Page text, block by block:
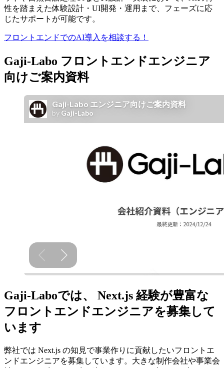
性を踏まえた体験設計・UI開発・運用まで、フェーズに応
じたサポートが可能です。
フロントエンドでのAI導入を相談する！
Gaji-Labo フロントエンドエンジニア
向けご案内資料
Gaji-Laboでは、 Next.js 経験が豊富な
フロントエンドエンジニアを募集して
います
弊社では Next.js の知見で事業作りに貢献したいフロントエ
ンドエンジニアを募集しています。大きな制作会社や事業会